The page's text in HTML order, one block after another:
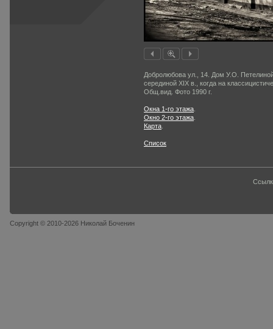
Добролюбова ул., 14. Дом У.О.
серединой XIX в., когда на
Общ.вид. Фото 1990 г.
Окна 1-го этажа
Окно 2-го этажа
Карта
Список
Copyright © 2010-2026 Николай Боченин